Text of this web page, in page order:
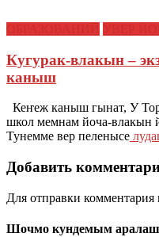
Кугурак-влакын –
каныш
Кеҥеж каныш гынат, У
школ мемнам йоча-влакын
Тунемме вер пеленысе
Добавить
Для отправки комментария
Шочмо кундемым